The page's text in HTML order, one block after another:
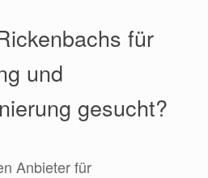
für
und
gesucht?
Anbieter für